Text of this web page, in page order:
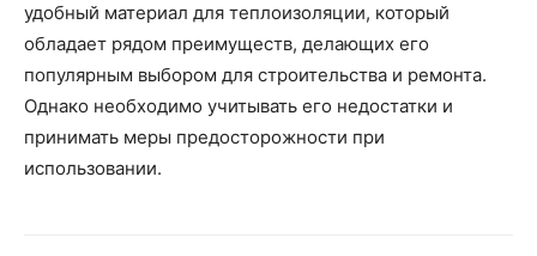
удобный материал для теплоизоляции, который
обладает рядом преимуществ, делающих его
популярным выбором для строительства и ремонта.
Однако необходимо учитывать его недостатки и
принимать меры предосторожности при
использовании.